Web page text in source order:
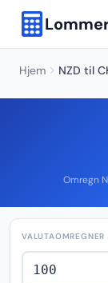
Hjem NZD til
Omregn
VALUTAOMREGNER